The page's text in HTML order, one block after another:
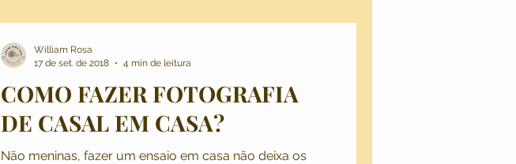
COMO FAZER FOTOGRAFIA
DE CASAL EM CASA?
Não meninas, fazer um ensaio em casa não deixa os
William Rosa
17 de set. de 2018
4 min de leitura